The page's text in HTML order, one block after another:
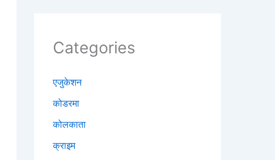
Categories
एजुकेशन
कोडरमा
कोलकाता
क्राइम